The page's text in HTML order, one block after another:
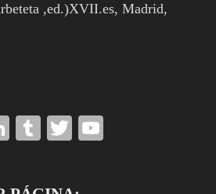
,ed.)XVII.es, Madrid,
LinkedIn
TumblrTwitter